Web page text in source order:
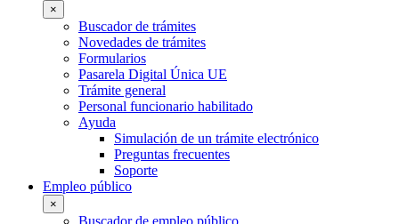
×
Buscador de trámites
Novedades de trámites
Formularios
Pasarela Digital Única UE
Trámite general
Personal funcionario habilitado
Ayuda
Simulación de un trámite electrónico
Preguntas frecuentes
Soporte
Empleo público
×
Buscador de empleo público